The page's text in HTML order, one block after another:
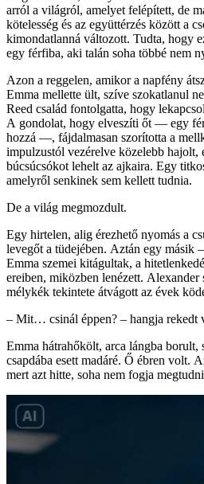
arról a világról, amelyet felépített, de
kötelesség és az együttérzés között a
kimondatlanná változott. Tudta, hogy
egy férfiba, aki talán soha többé nem
Azon a reggelen, amikor a napfény
Emma mellette ült, szíve szokatlanul
Reed család fontolgatta, hogy
A gondolat, hogy elveszíti őt — egy
hozzá —, fájdalmasan szorította a
impulzustól vezérelve közelebb hajolt,
búcsúcsókot lehelt az ajkaira. Egy
amelyről senkinek sem kellett tudnia.
De a világ megmozdult.
Egy hirtelen, alig érezhető nyomás a
levegőt a tüdejében. Aztán egy másik
Emma szemei kitágultak, a
ereiben, miközben lenézett. Alexander
mélykék tekintete átvágott az évek
– Mit… csinál éppen? – hangja rekedt
Emma hátrahőkölt, arca lángba
csapdába esett madáré. Ő ébren volt.
mert azt hitte, soha nem fogja